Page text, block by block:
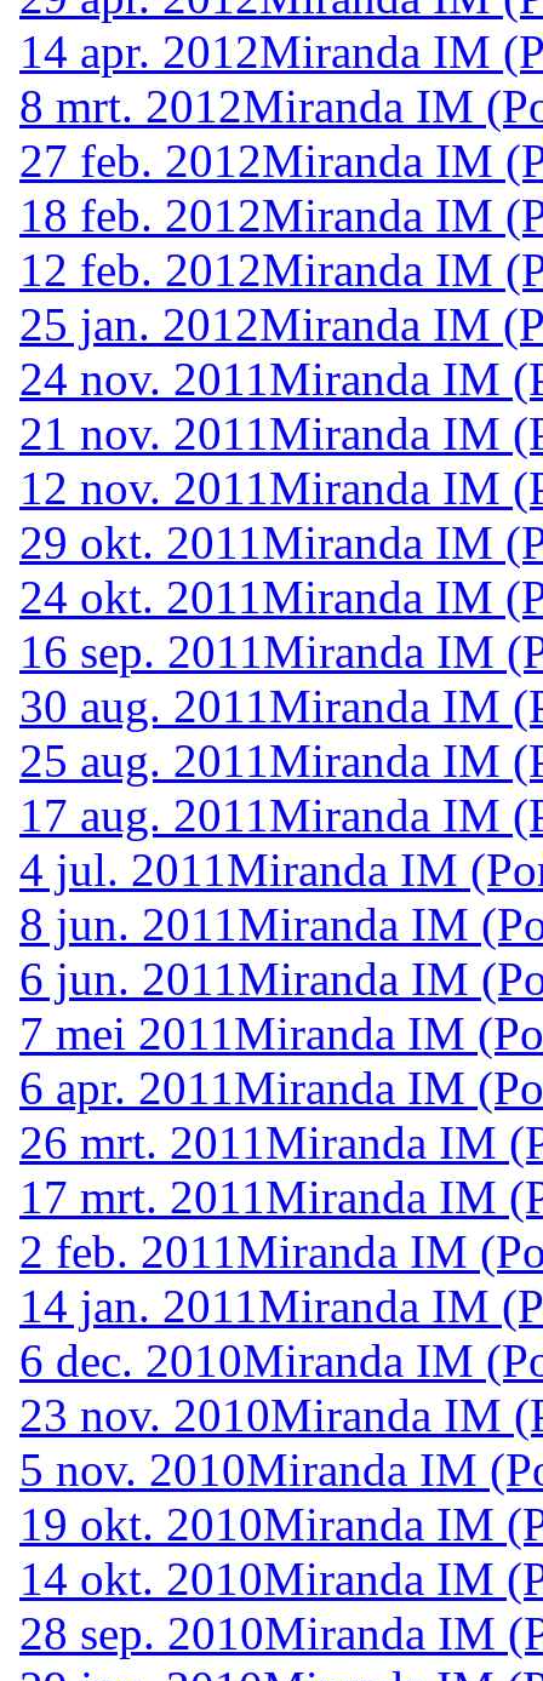
14 apr. 2012Miranda IM
8 mrt. 2012Miranda IM
27 feb. 2012Miranda IM
18 feb. 2012Miranda IM
12 feb. 2012Miranda IM
25 jan. 2012Miranda IM
24 nov. 2011 Miranda IM
21 nov. 2011 Miranda IM
12 nov. 2011 Miranda IM
29 okt. 2011 Miranda IM
24 okt. 2011 Miranda IM
16 sep. 2011 Miranda IM
30 aug. 2011 Miranda IM
25 aug. 2011 Miranda IM
17 aug. 2011 Miranda IM
4 jul. 2011 Miranda IM
8 jun. 2011 Miranda IM
6 jun. 2011 Miranda IM
7 mei 2011 Miranda IM
6 apr. 2011 Miranda IM
26 mrt. 2011 Miranda IM
17 mrt. 2011 Miranda IM
2 feb. 2011 Miranda IM
14 jan. 2011 Miranda IM
6 dec. 2010Miranda IM
23 nov. 2010Miranda IM
5 nov. 2010Miranda IM
19 okt. 2010Miranda IM
14 okt. 2010Miranda IM
28 sep. 2010Miranda IM